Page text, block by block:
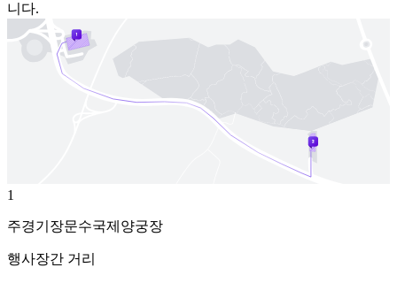
니다.
1
주경기장문수국제양궁장
행사장간 거리